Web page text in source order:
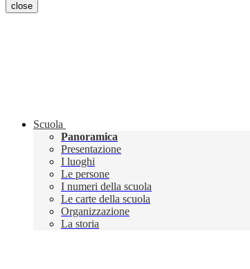
close
Scuola
Panoramica
Presentazione
I luoghi
Le persone
I numeri della scuola
Le carte della scuola
Organizzazione
La storia